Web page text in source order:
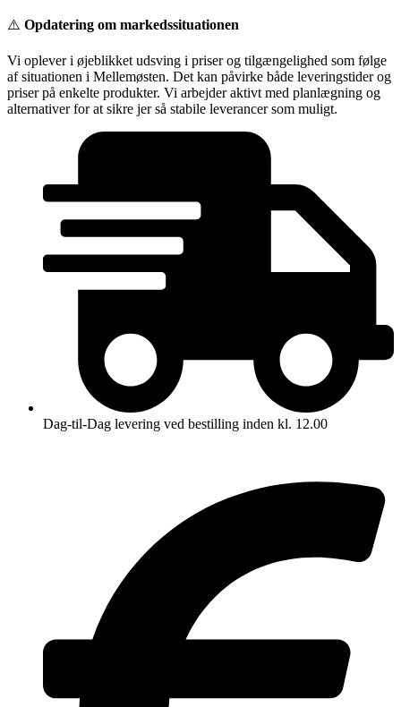
Videre
indhold
⚠️ Opdatering om markedssituationen
Vi oplever i øjeblikket udsving i priser og tilgængelighed som følge
af situationen i Mellemøsten. Det kan påvirke både leveringstider og
priser på enkelte produkter. Vi arbejder aktivt med planlægning og
alternativer for at sikre jer så stabile leverancer som muligt.
Dag-til-Dag levering ved bestilling inden kl. 12.00